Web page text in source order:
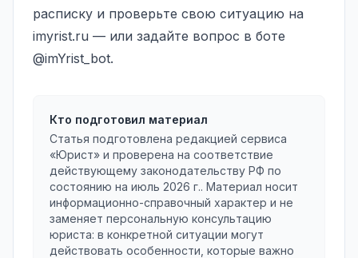
расписку и проверьте свою ситуацию на
imyrist.ru — или задайте вопрос в боте
@imYrist_bot.
Кто подготовил материал
Статья подготовлена редакцией сервиса
«Юрист» и проверена на соответствие
действующему законодательству РФ по
состоянию на июль 2026 г.. Материал носит
информационно-справочный характер и не
заменяет персональную консультацию
юриста: в конкретной ситуации могут
действовать особенности, которые важно